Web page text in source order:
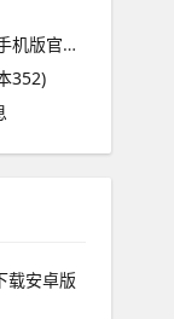
网下载)
352)
载安卓版